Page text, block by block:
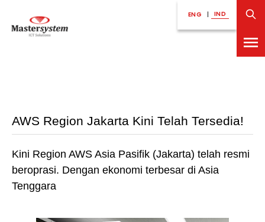
ENG | IND
AWS Region Jakarta Kini Telah Tersedia!
Kini Region AWS Asia Pasifik (Jakarta) telah resmi
beroprasi. Dengan ekonomi terbesar di Asia
Tenggara